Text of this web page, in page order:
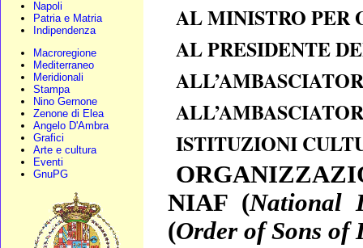
Napoli
Patria e Matria
Indipendenza
Macroregione
Mediterraneo
Meridionali
Stampa
Nino Gernone
Zenone di Elea
Angelo D'Ambra
Grafici
Arte e cultura
Eventi
GnuPG
AL MINISTRO PER
AL PRESIDENTE
ISTITUZIONI
NIAF (National
(Order of Sons of